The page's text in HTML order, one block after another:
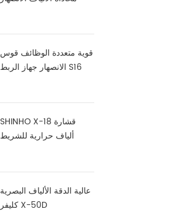
قوية متعددة الوظائف قوس
الانصهار جهاز الربط S16
SHINHO X-18 قشارة
ألياف حرارية للشريط
عالية الدقة الألياف البصرية
كليفر X-50D